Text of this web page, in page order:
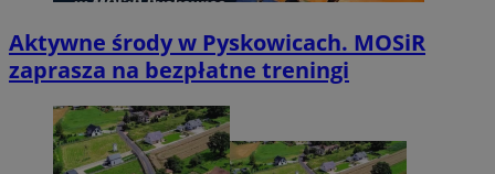
Aktywne środy w Pyskowicach. MOSiR
zaprasza na bezpłatne treningi